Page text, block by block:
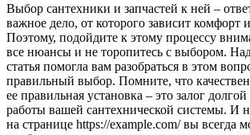
Выбор сантехники и запчастей к ней –
важное дело, от которого зависит комфорт
Поэтому, подойдите к этому процессу
все нюансы и не торопитесь с выбором.
статья помогла вам разобраться в этом
правильный выбор. Помните, что
ее правильная установка – это залог
работы вашей сантехнической системы. И
на странице https://example.com/ вы всегда